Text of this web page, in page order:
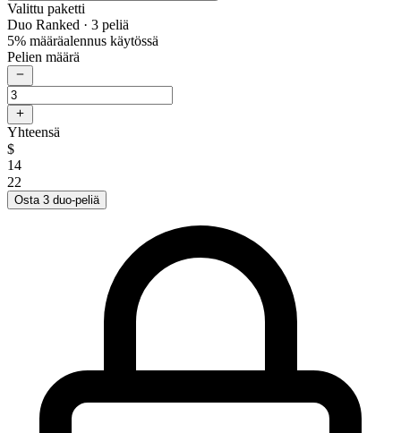
Valittu paketti
Duo Ranked · 3 peliä
5% määräalennus käytössä
Pelien määrä
Yhteensä
$
14
22
Osta 3 duo-peliä